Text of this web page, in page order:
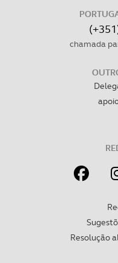
chamada
Resolução